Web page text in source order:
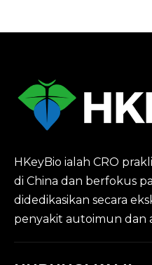
HKeyBio ialah CRO
di China dan berfokus
didedikasikan secara
penyakit autoimun dan